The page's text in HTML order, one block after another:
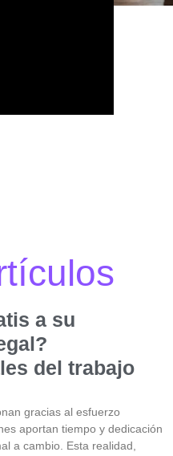
a su
del trabajo
gracias al esfuerzo
aportan tiempo y dedicación
a cambio. Esta realidad,